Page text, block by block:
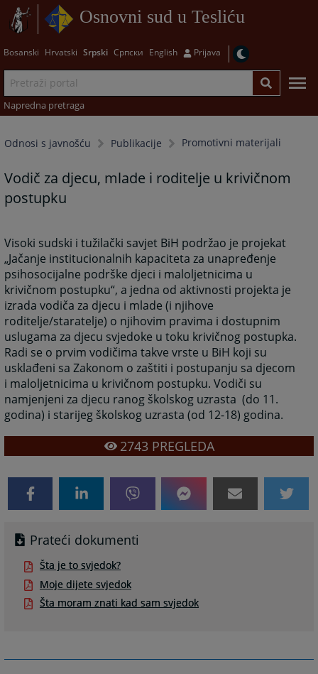
Osnovni sud u Tesliću
Bosanski Hrvatski Srpski Српски English Prijava
Napredna pretraga
Odnosi s javnošću Publikacije Promotivni materijali
Vodič za djecu, mlade i roditelje u krivičnom
postupku
Visoki sudski i tužilački savjet BiH podržao je projekat
„Jačanje institucionalnih kapaciteta za unapređenje
psihosocijalne podrške djeci i maloljetnicima u
krivičnom postupku“, a jedna od aktivnosti projekta je
izrada vodiča za djecu i mlade (i njihove
roditelje/staratelje) o njihovim pravima i dostupnim
uslugama za djecu svjedoke u toku krivičnog postupka.
Radi se o prvim vodičima takve vrste u BiH koji su
usklađeni sa Zakonom o zaštiti i postupanju sa djecom
i maloljetnicima u krivičnom postupku. Vodiči su
namjenjeni za djecu ranog školskog uzrasta (do 11.
godina) i starijeg školskog uzrasta (od 12-18) godina.
2743PREGLEDA
Prateći dokumenti
Šta je to svjedok?
Moje dijete svjedok
Šta moram znati kad sam svjedok